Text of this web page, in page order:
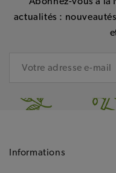
actualités :
Informations